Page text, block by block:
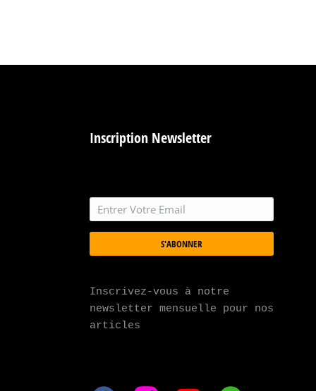
Inscription Newsletter
S'ABONNER
Inscrivez-vous à notre
newsletter mensuelle pour nos
articles